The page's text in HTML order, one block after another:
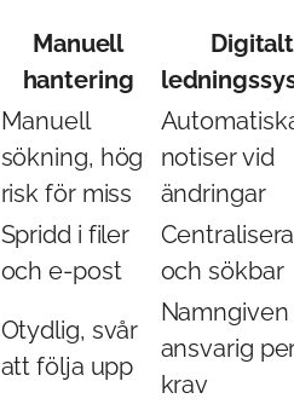
Manuell
hantering
Digitalt
Manuell
sökning, hög
risk för miss
notiser vid
ändringar
Spridd i filer
och e-post
och sökbar
Otydlig, svår
att följa upp
Namngiven
ansvarig
krav